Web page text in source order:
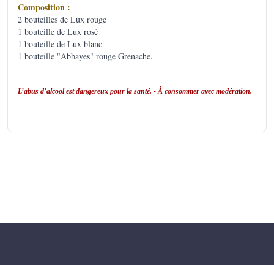
Composition :
2 bouteilles de Lux rouge
1 bouteille de Lux rosé
1 bouteille de Lux blanc
1 bouteille "Abbayes" rouge Grenache.
L’abus d’alcool est dangereux pour la santé. - À consommer avec modération.